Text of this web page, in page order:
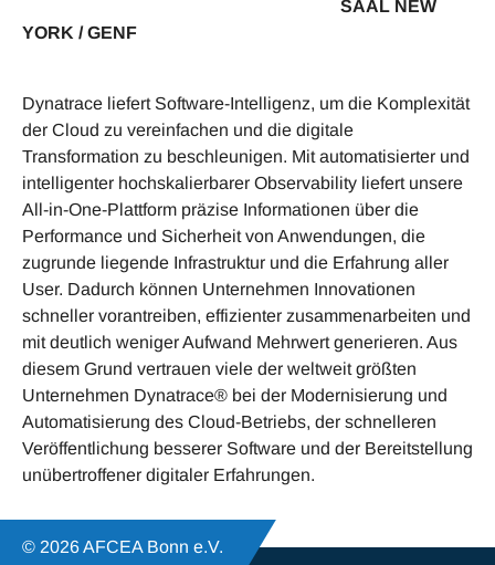
SAAL NEW
YORK / GENF
Dynatrace liefert Software-Intelligenz, um die Komplexität
der Cloud zu vereinfachen und die digitale
Transformation zu beschleunigen. Mit automatisierter und
intelligenter hochskalierbarer Observability liefert unsere
All-in-One-Plattform präzise Informationen über die
Performance und Sicherheit von Anwendungen, die
zugrunde liegende Infrastruktur und die Erfahrung aller
User. Dadurch können Unternehmen Innovationen
schneller vorantreiben, effizienter zusammenarbeiten und
mit deutlich weniger Aufwand Mehrwert generieren. Aus
diesem Grund vertrauen viele der weltweit größten
Unternehmen Dynatrace® bei der Modernisierung und
Automatisierung des Cloud-Betriebs, der schnelleren
Veröffentlichung besserer Software und der Bereitstellung
unübertroffener digitaler Erfahrungen.
© 2026 AFCEA Bonn e.V.